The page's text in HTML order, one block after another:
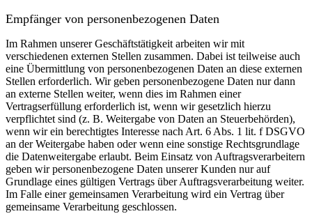
Empfänger von personenbezogenen Daten
Im Rahmen unserer Geschäftstätigkeit arbeiten wir mit
verschiedenen externen Stellen zusammen. Dabei ist teilweise auch
eine Übermittlung von personenbezogenen Daten an diese externen
Stellen erforderlich. Wir geben personenbezogene Daten nur dann
an externe Stellen weiter, wenn dies im Rahmen einer
Vertragserfüllung erforderlich ist, wenn wir gesetzlich hierzu
verpflichtet sind (z. B. Weitergabe von Daten an Steuerbehörden),
wenn wir ein berechtigtes Interesse nach Art. 6 Abs. 1 lit. f DSGVO
an der Weitergabe haben oder wenn eine sonstige Rechtsgrundlage
die Datenweitergabe erlaubt. Beim Einsatz von Auftragsverarbeitern
geben wir personenbezogene Daten unserer Kunden nur auf
Grundlage eines gültigen Vertrags über Auftragsverarbeitung weiter.
Im Falle einer gemeinsamen Verarbeitung wird ein Vertrag über
gemeinsame Verarbeitung geschlossen.